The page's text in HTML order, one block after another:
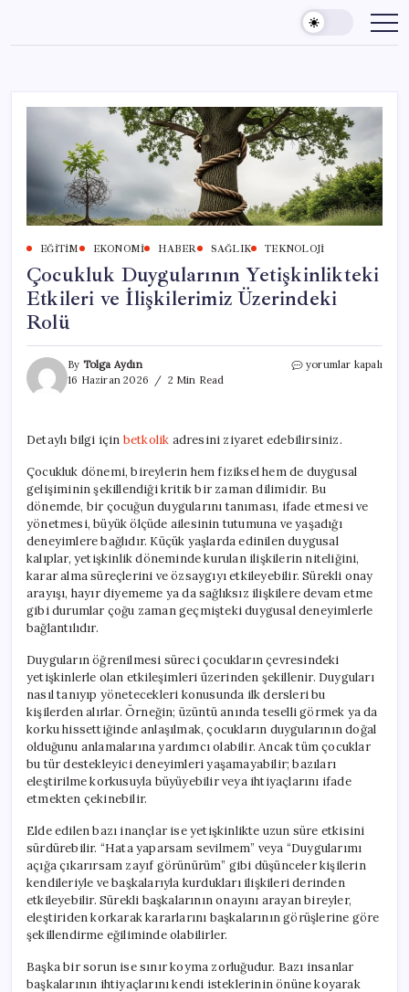
content
EĞITIM EKONOMI HABER SAĞLIK TEKNOLOJI
Çocukluk Duygularının Yetişkinlikteki
Etkileri ve İlişkilerimiz Üzerindeki
Rolü
By Tolga Aydın
16 Haziran 2026
2 Min Read
Çocukluk
İlişkilerimiz
Rolü
için
yorumlar kapalı
Detaylı bilgi için betkolik adresini ziyaret edebilirsiniz.
Çocukluk dönemi, bireylerin hem fiziksel hem de duygusal
gelişiminin şekillendiği kritik bir zaman dilimidir. Bu
dönemde, bir çocuğun duygularını tanıması, ifade etmesi ve
yönetmesi, büyük ölçüde ailesinin tutumuna ve yaşadığı
deneyimlere bağlıdır. Küçük yaşlarda edinilen duygusal
kalıplar, yetişkinlik döneminde kurulan ilişkilerin niteliğini,
karar alma süreçlerini ve özsaygıyı etkileyebilir. Sürekli onay
arayışı, hayır diyememe ya da sağlıksız ilişkilere devam etme
gibi durumlar çoğu zaman geçmişteki duygusal deneyimlerle
bağlantılıdır.
Duyguların öğrenilmesi süreci çocukların çevresindeki
yetişkinlerle olan etkileşimleri üzerinden şekillenir. Duyguları
nasıl tanıyıp yönetecekleri konusunda ilk dersleri bu
kişilerden alırlar. Örneğin; üzüntü anında teselli görmek ya da
korku hissettiğinde anlaşılmak, çocukların duygularının doğal
olduğunu anlamalarına yardımcı olabilir. Ancak tüm çocuklar
bu tür destekleyici deneyimleri yaşamayabilir; bazıları
eleştirilme korkusuyla büyüyebilir veya ihtiyaçlarını ifade
etmekten çekinebilir.
Elde edilen bazı inançlar ise yetişkinlikte uzun süre etkisini
sürdürebilir. “Hata yaparsam sevilmem” veya “Duygularımı
açığa çıkarırsam zayıf görünürüm” gibi düşünceler kişilerin
kendileriyle ve başkalarıyla kurdukları ilişkileri derinden
etkileyebilir. Sürekli başkalarının onayını arayan bireyler,
eleştiriden korkarak kararlarını başkalarının görüşlerine göre
şekillendirme eğiliminde olabilirler.
Başka bir sorun ise sınır koyma zorluğudur. Bazı insanlar
başkalarının ihtiyaçlarını kendi isteklerinin önüne koyarak